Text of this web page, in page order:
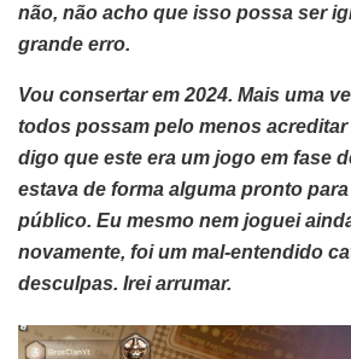
não, não acho que isso possa ser
grande erro.
Vou consertar em 2024. Mais uma
todos possam pelo menos
digo que este era um jogo em fase
estava de forma alguma pronto
público. Eu mesmo nem joguei
novamente, foi um mal-entendido
desculpas. Irei arrumar.